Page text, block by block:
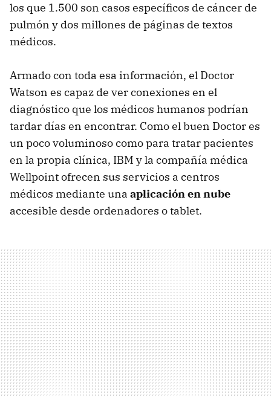
los que 1.500 son casos específicos de cáncer de
pulmón y dos millones de páginas de textos
médicos.
Armado con toda esa información, el Doctor
Watson es capaz de ver conexiones en el
diagnóstico que los médicos humanos podrían
tardar días en encontrar. Como el buen Doctor es
un poco voluminoso como para tratar pacientes
en la propia clínica, IBM y la compañía médica
Wellpoint ofrecen sus servicios a centros
médicos mediante una aplicación en nube
accesible desde ordenadores o tablet.